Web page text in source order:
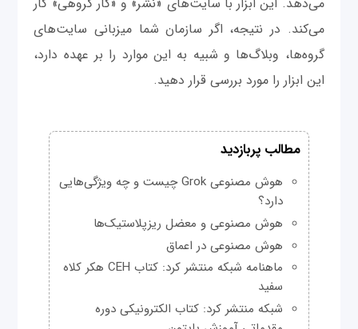
می‌کند. در نتیجه، اگر سازمان شما میزبانی سایت‌های
گروه‌ها، وبلاگ‌ها و شبیه به این موارد را بر عهده دارد،
این ابزار را مورد بررسی قرار دهید.
مطالب پربازدید
هوش مصنوعی Grok چیست و چه ویژگی‌هایی
دارد؟
هوش مصنوعی و معضل ریزپلاستیک‌ها
هوش مصنوعی در اعماق
ماهنامه شبکه منتشر کرد: کتاب CEH هکر کلاه
سفید
شبکه منتشر کرد: کتاب الکترونیکی دوره